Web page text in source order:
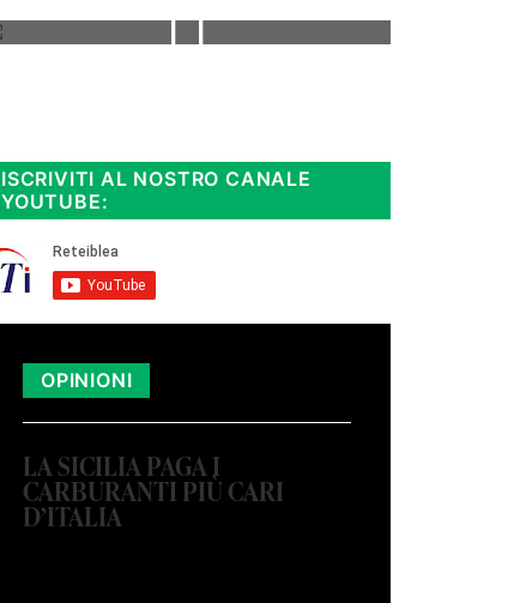
ISCRIVITI AL NOSTRO CANALE
YOUTUBE:
OPINIONI
LA SICILIA PAGA I
CARBURANTI PIÙ CARI
D’ITALIA